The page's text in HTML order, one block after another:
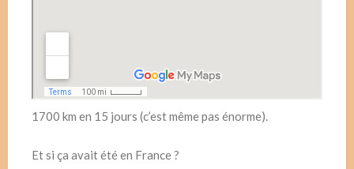
1700 km en 15 jours (c’est même pas énorme).
Et si ça avait été en France ?